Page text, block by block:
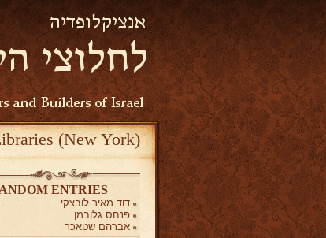
(New York)
ENTRIES
דוד מאיר לובצקי
פנחס גלובמן
אברהם שטאכר